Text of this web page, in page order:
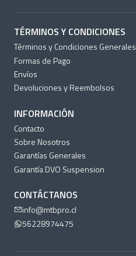
TÉRMINOS Y CONDICIONES
Términos y Condiciones Generales
Formas de Pago
Envíos
Devoluciones y Reembolsos
INFORMACIÓN
Contacto
Sobre Nosotros
Garantías Generales
Garantía DVO Suspension
CONTÁCTANOS
info@mtbpro.cl
56228974475